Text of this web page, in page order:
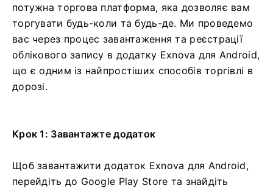
потужна торгова платформа, яка дозволяє вам
торгувати будь-коли та будь-де. Ми проведемо
вас через процес завантаження та реєстрації
облікового запису в додатку Exnova для Android,
що є одним із найпростіших способів торгівлі в
дорозі.
Крок 1: Завантажте додаток
Щоб завантажити додаток Exnova для Android,
перейдіть до Google Play Store та знайдіть